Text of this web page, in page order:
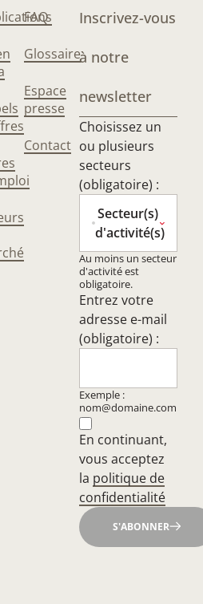
FAQ
Glossaire
Espace
presse
Contact
Inscrivez-vous
à notre
newsletter
Choisissez un
ou plusieurs
secteurs
(obligatoire) :
Secteur(s)
d'activité(s)
Au moins un secteur
d'activité est
obligatoire.
Entrez votre
adresse e-mail
(obligatoire) :
Exemple :
nom@domaine.com
En continuant,
vous acceptez
la politique de
confidentialité
S'ABONNER